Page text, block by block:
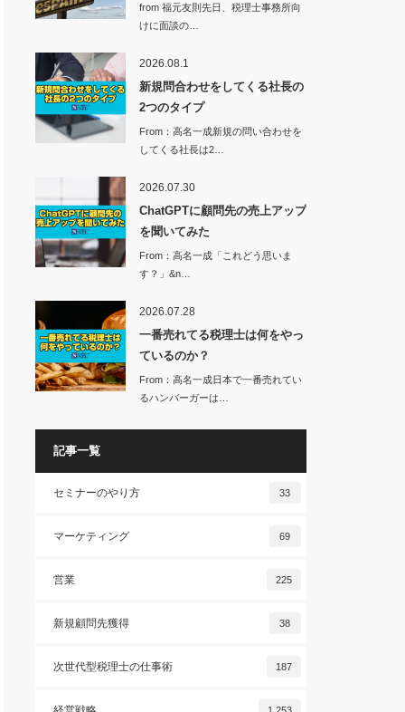
from 福元友則先日、税理士事務所向
けに面談の…
2026.08.1
新規問合わせをしてくる社長の
2つのタイプ
From：高名一成新規の問い合わせを
してくる社長は2…
2026.07.30
ChatGPTに顧問先の売上アップ
を聞いてみた
From：高名一成「これどう思いま
す？」&n…
2026.07.28
一番売れてる税理士は何をやっ
ているのか？
From：高名一成日本で一番売れてい
るハンバーガーは…
記事一覧
セミナーのやり方 33
マーケティング 69
営業 225
新規顧問先獲得 38
次世代型税理士の仕事術 187
1,253